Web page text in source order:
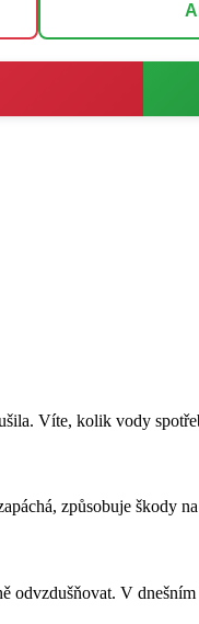
Víte, kolik vody
způsobuje škody
odvzdušňovat. V